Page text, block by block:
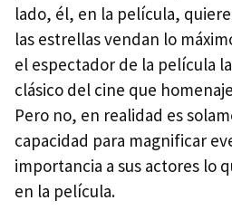
lado, él, en la película,
las estrellas vendan lo
el espectador de la película
clásico del cine que
Pero no, en realidad es
capacidad para magnificar
importancia a sus actores lo
en la película.